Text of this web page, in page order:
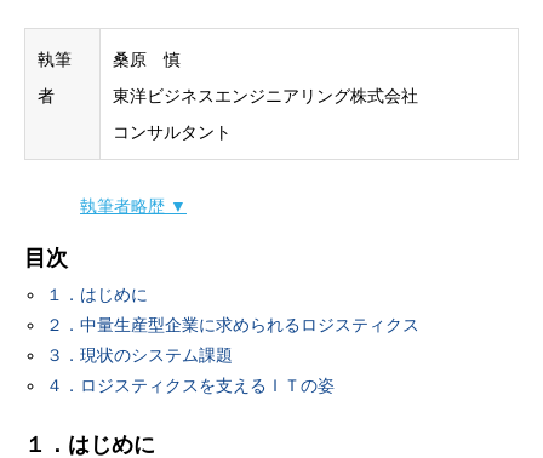
執筆
者
桑原 慎
東洋ビジネスエンジニアリング株式会社
コンサルタント
執筆者略歴 ▼
目次
１．はじめに
２．中量生産型企業に求められるロジスティクス
３．現状のシステム課題
４．ロジスティクスを支えるＩＴの姿
１．はじめに
輸配送